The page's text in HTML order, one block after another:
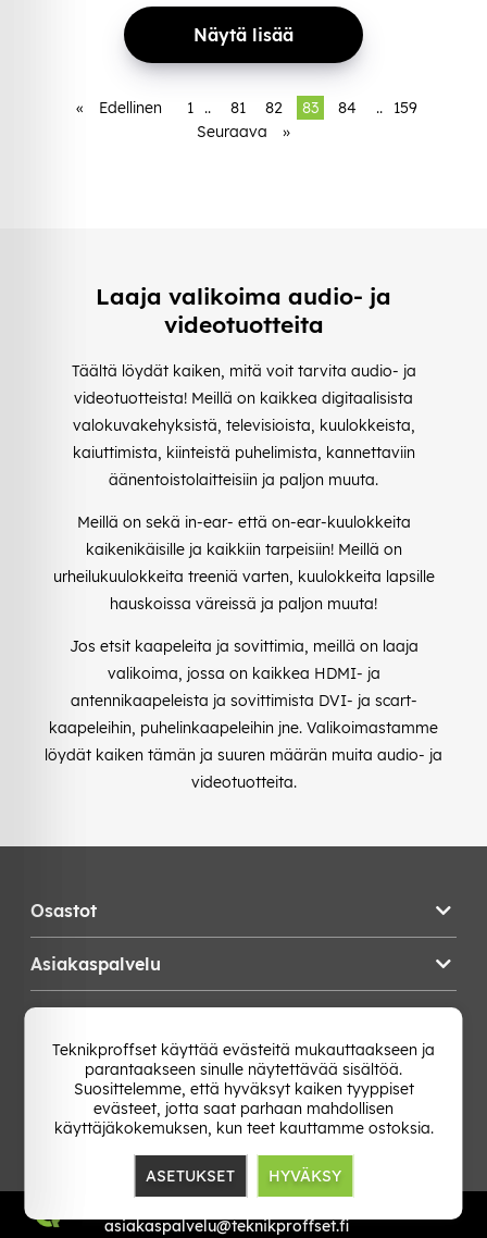
Näytä lisää
« Edellinen 1 .. 81 82 83 84 ..
159
Seuraava
»
Laaja valikoima audio- ja
videotuotteita
Täältä löydät kaiken, mitä voit tarvita audio- ja
videotuotteista! Meillä on kaikkea digitaalisista
valokuvakehyksistä, televisioista, kuulokkeista,
kaiuttimista, kiinteistä puhelimista, kannettaviin
äänentoistolaitteisiin ja paljon muuta.
Meillä on sekä in-ear- että on-ear-kuulokkeita
kaikenikäisille ja kaikkiin tarpeisiin! Meillä on
urheilukuulokkeita treeniä varten, kuulokkeita lapsille
hauskoissa väreissä ja paljon muuta!
Jos etsit kaapeleita ja sovittimia, meillä on laaja
valikoima, jossa on kaikkea HDMI- ja
antennikaapeleista ja sovittimista DVI- ja scart-
kaapeleihin, puhelinkaapeleihin jne. Valikoimastamme
löydät kaiken tämän ja suuren määrän muita audio- ja
videotuotteita.
Osastot
Asiakaspalvelu
Vaihda Maa
asiakaspalvelu@teknikproffset.fi
Teknikproffset käyttää evästeitä mukauttaakseen ja
parantaakseen sinulle näytettävää sisältöä.
Suosittelemme, että hyväksyt kaiken tyyppiset
evästeet, jotta saat parhaan mahdollisen
käyttäjäkokemuksen, kun teet kauttamme ostoksia.
ASETUKSET HYVÄKSY